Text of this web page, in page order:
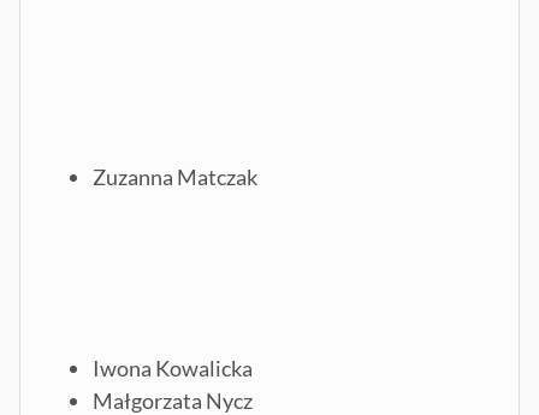
Zuzanna Matczak
Iwona Kowalicka
Małgorzata Nycz